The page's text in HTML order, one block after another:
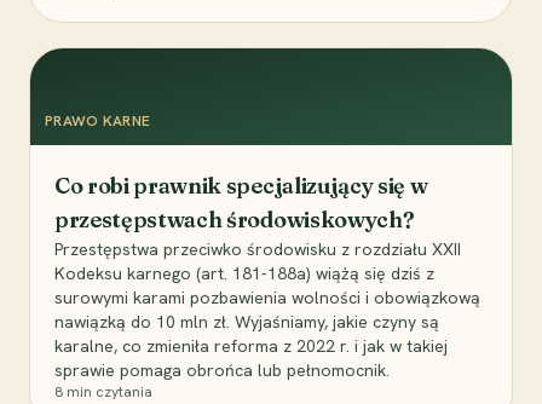
PRAWO KARNE
Co robi prawnik specjalizujący się w
przestępstwach środowiskowych?
Przestępstwa przeciwko środowisku z rozdziału XXII
Kodeksu karnego (art. 181-188a) wiążą się dziś z
surowymi karami pozbawienia wolności i obowiązkową
nawiązką do 10 mln zł. Wyjaśniamy, jakie czyny są
karalne, co zmieniła reforma z 2022 r. i jak w takiej
sprawie pomaga obrońca lub pełnomocnik.
8 min czytania